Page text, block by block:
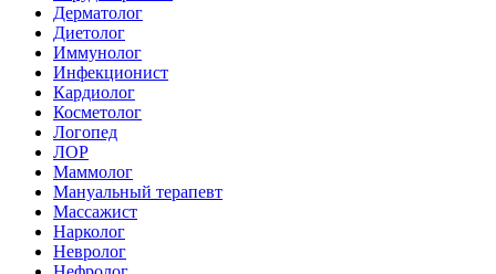
Дерматолог
Диетолог
Иммунолог
Инфекционист
Кардиолог
Косметолог
Логопед
ЛОР
Маммолог
Мануальный терапевт
Массажист
Нарколог
Невролог